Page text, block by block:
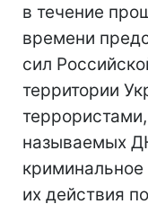
в течение
времени
сил
территории
называемых
криминальное
их действия